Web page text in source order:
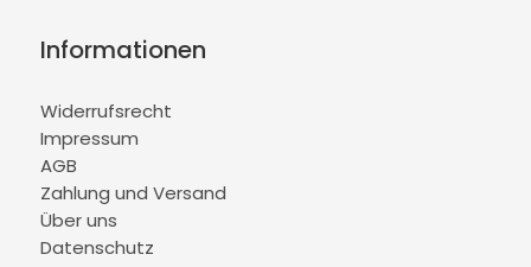
Informationen
Widerrufsrecht
Impressum
AGB
Zahlung und Versand
Über uns
Datenschutz